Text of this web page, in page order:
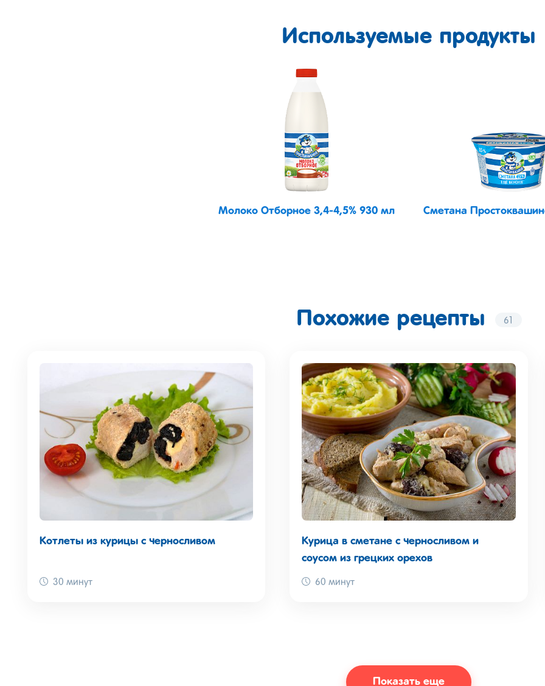
Используемые продукты
Молоко Отборное 3,4-4,5% 930 мл Сметана
Похожие рецепты 61
Котлеты из курицы с черносливом
30 минут
Курица в сметане с черносливом и
соусом из грецких орехов
60 минут
Показать еще